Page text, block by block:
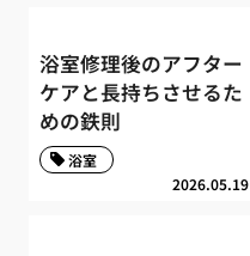
浴室修理後のアフター
ケアと長持ちさせるた
めの鉄則
2026.05.19
浴室